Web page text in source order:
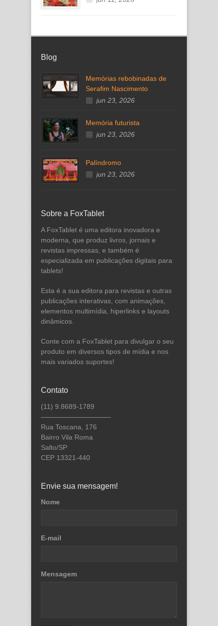
Blog
Memórias rebobinadas de
Serafim Nascimento
jun 23, 2026
Memória futurista
jun 23, 2026
Palíndromo
jun 23, 2026
Sobre a FoxTablet
A FoxTablet é uma editora inovadora e
moderna, que produz livros, jornais e
revistas impressas, e também é
especializada em publicações digitais para
tablets!
Esta é a sua editora para revistas e outras
publicações interativas, com animações,
elementos multimídia, hiperlinks e layouts
dinâmicos.
Conte com a FoxTablet para divulgar o seu
produto em diversos tipos de mídia e nos
mais variados suportes!
Contato
(11) 9.8689-1789
——————————-
Rua Toscana, 176
Bairro Vila Roma
Salto/SP
CEP 13321-440
Envie sua mensagem!
Nome
E-mail
Mensagem